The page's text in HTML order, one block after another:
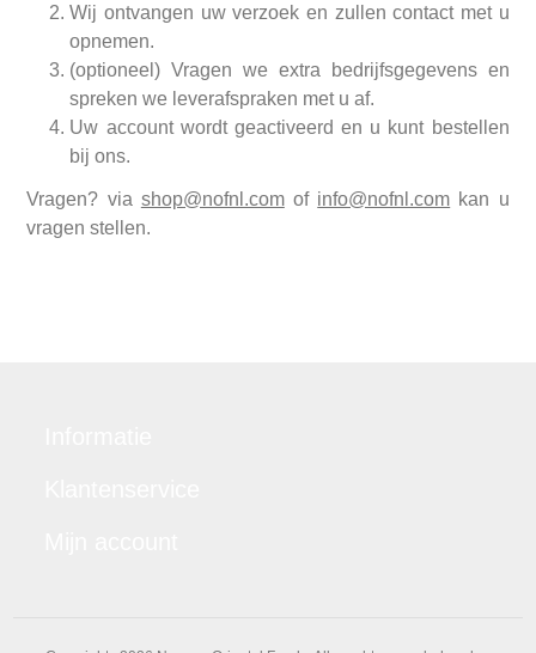
Wij ontvangen uw verzoek en zullen contact met u
opnemen.
(optioneel) Vragen we extra bedrijfsgegevens en
spreken we leverafspraken met u af.
Uw account wordt geactiveerd en u kunt bestellen
bij ons.
Vragen? via shop@nofnl.comof info@nofnl.com kan u
vragen stellen.